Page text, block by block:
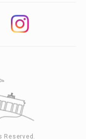
Reserved.